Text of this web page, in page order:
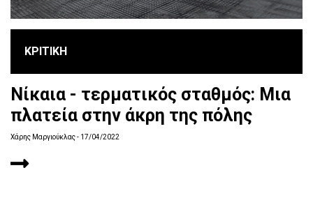
ΚΡΙΤΙΚΗ
Νίκαια - τερματικός σταθμός: Μια
πλατεία στην άκρη της πόλης
Χάρης Μαργιούκλας- 17/04/2022